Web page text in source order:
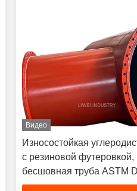
Видео
Износостойкая
с резиновой футеровкой,
бесшовная труба ASTM
фланец,